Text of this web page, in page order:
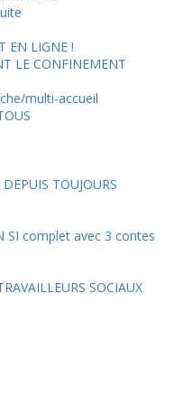
EN LIGNE !
LE CONFINEMENT
multi-accueil
TOUJOURS
SI complet avec 3 contes
SOCIAUX